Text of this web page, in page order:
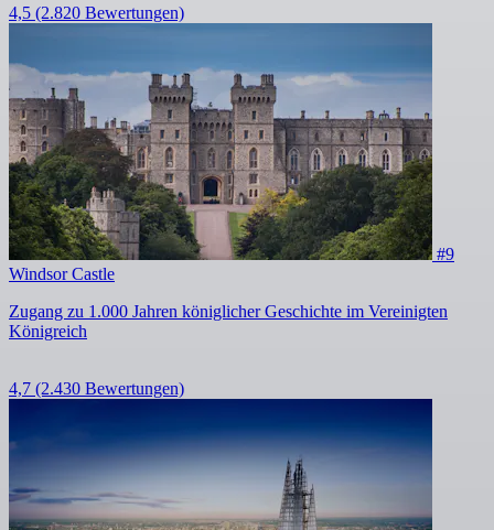
4,5 (2.820 Bewertungen)
#9
Windsor Castle
Zugang zu 1.000 Jahren königlicher Geschichte im Vereinigten
Königreich
4,7 (2.430 Bewertungen)